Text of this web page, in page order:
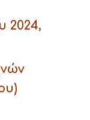
2024,